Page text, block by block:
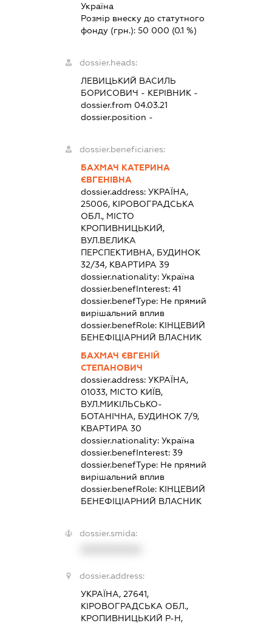
Україна
Розмір внеску до статутного
фонду (грн.): 50 000 (0.1 %)
dossier.heads:
ЛЕВИЦЬКИЙ ВАСИЛЬ
БОРИСОВИЧ - КЕРІВНИК -
dossier.from 04.03.21
dossier.position -
dossier.beneficiaries:
БАХМАЧ КАТЕРИНА
ЄВГЕНІВНА
dossier.address: УКРАЇНА,
25006, КІРОВОГРАДСЬКА
ОБЛ., МІСТО
КРОПИВНИЦЬКИЙ,
ВУЛ.ВЕЛИКА
ПЕРСПЕКТИВНА, БУДИНОК
32/34, КВАРТИРА 39
dossier.nationality: Україна
dossier.benefInterest: 41
dossier.benefType: Не прямий
вирішальний вплив
dossier.benefRole: КІНЦЕВИЙ
БЕНЕФІЦІАРНИЙ ВЛАСНИК
БАХМАЧ ЄВГЕНІЙ
СТЕПАНОВИЧ
dossier.address: УКРАЇНА,
01033, МІСТО КИЇВ,
ВУЛ.МИКІЛЬСЬКО-
БОТАНІЧНА, БУДИНОК 7/9,
КВАРТИРА 30
dossier.nationality: Україна
dossier.benefInterest: 39
dossier.benefType: Не прямий
вирішальний вплив
dossier.benefRole: КІНЦЕВИЙ
БЕНЕФІЦІАРНИЙ ВЛАСНИК
dossier.smida:
dossier.address:
УКРАЇНА, 27641,
КІРОВОГРАДСЬКА ОБЛ.,
КРОПИВНИЦЬКИЙ Р-Н,